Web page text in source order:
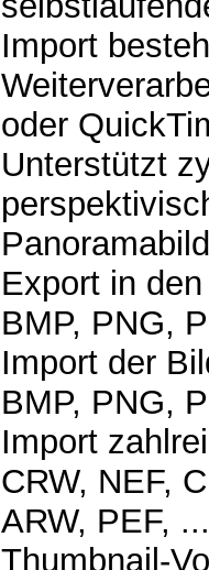
Import
oder
Unterstützt
Export in
BMP, PNG,
Import der
BMP, PNG,
Import
CRW, NEF,
ARW, PEF, ...
Thumbnail-